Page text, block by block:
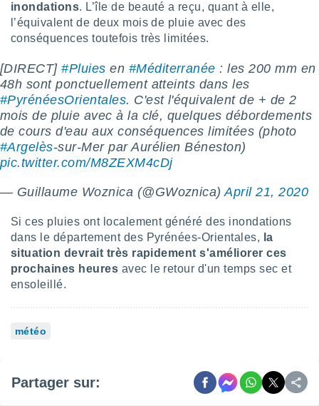
le
en
des
des
pour
IP et
inondations. L’île de beauté a reçu, quant à elle,
l’équivalent de deux mois de pluie avec des
conséquences toutefois très limitées.
[DIRECT]#Pluies en #Méditerranée : les 200 mm en
48h sont ponctuellement atteints dans les
#PyrénéesOrientales. C'est l'équivalent de + de 2
mois de pluie avec à la clé, quelques débordements
de cours d'eau aux conséquences limitées (photo
#Argelès-sur-Mer par Aurélien Béneston)
pic.twitter.com/M8ZEXM4cDj
— Guillaume Woznica (@GWoznica)April 21, 2020
Si ces pluies ont localement généré des inondations
dans le département des Pyrénées-Orientales, la
situation devrait très rapidement s'améliorer ces
prochaines heures avec le retour d'un temps sec et
ensoleillé.
météo
Partager sur: